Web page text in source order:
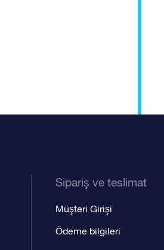
Sipariş ve teslimat
Müşteri Girişi
Ödeme bilgileri